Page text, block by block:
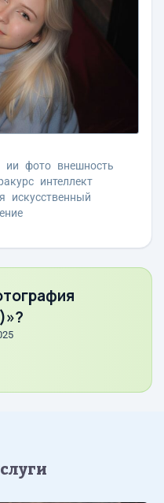
ии фото внешность
интеллект
искусственный